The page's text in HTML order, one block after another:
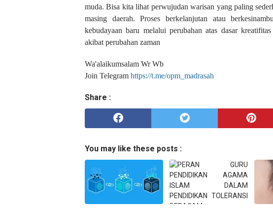
muda. Bisa kita lihat perwujudan warisan yang paling
masing daerah.Proses berkelanjutan atau
kebudayaan baru melalui perubahan atas dasar
akibat perubahan zaman
Wa'alaikumsalam Wr Wb
Join Telegram https://t.me/opm_madrasah
Share :
You may like these posts :